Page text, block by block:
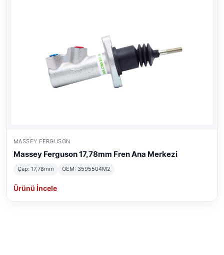
MASSEY FERGUSON
Massey Ferguson 17,78mm Fren Ana Merkezi
Çap: 17,78mm OEM: 3595504M2
Ürünü İncele